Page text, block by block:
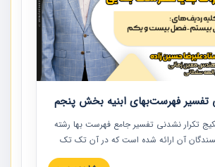
تفسیر فهرست‌بهای ابنیه بخش پنجم
تکرار نشدنی تفسیر جامع فهرست بها رشته
آن ارائه شده است که در آن تک تک
فهرست بها تفسیر و ارائه شده است. این